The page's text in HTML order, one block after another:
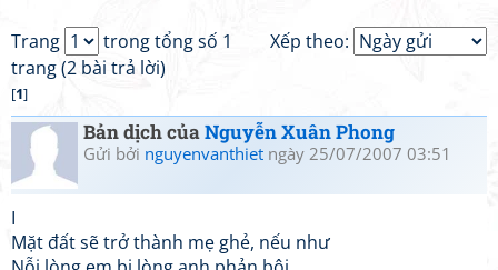
Xếp theo:
Trang
trong tổng số 1
trang (2 bài trả lời)
[1]
Bản dịch củaNguyễn Xuân Phong
Gửi bởi nguyenvanthiet ngày 25/07/2007 03:51
I
Mặt đất sẽ trở thành mẹ ghẻ, nếu như